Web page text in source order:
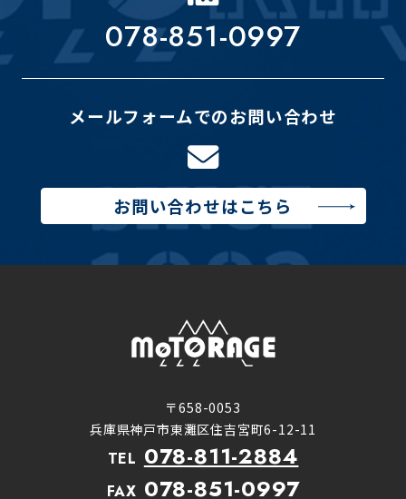
078-851-0997
メールフォームでのお問い合わせ
お問い合わせはこちら
〒658-0053
兵庫県神戸市東灘区住吉宮町6-12-11
TEL 078-811-2884
FAX 078-851-0997